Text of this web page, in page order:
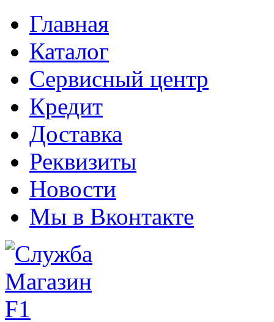
Главная
Каталог
Сервисный центр
Кредит
Доставка
Реквизиты
Новости
Мы в Вконтакте